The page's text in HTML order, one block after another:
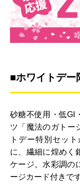
■ホワイトデー
砂糖不使用・低GI
ツ「魔法のガトー
トデー特別セッ
に、繊細に煌めく
ケージ。水彩調の
ージカード付きです